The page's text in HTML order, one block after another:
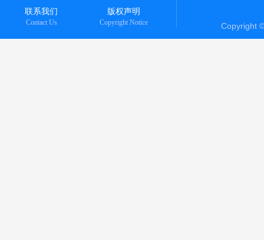
联系我们
Contact Us
版权声明
Copyright Notice Copyright